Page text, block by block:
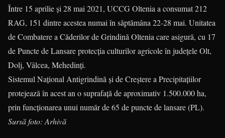
Între 15 aprilie și 28 mai 2021, UCCG Oltenia a consumat 212
RAG, 151 dintre acestea numai în săptămâna 22-28 mai. Unitatea
de Combatere a Căderilor de Grindină Oltenia care asigură, cu 17
de Puncte de Lansare protecția culturilor agricole în județele Olt,
Dolj, Vâlcea, Mehedinți.
Sistemul Național Antigrindină și de Creștere a Precipitațiilor
protejează în acest an o suprafață de aproximativ 1.500.000 ha,
prin funcționarea unui număr de 65 de puncte de lansare (PL).
Sursă foto: Arhivă